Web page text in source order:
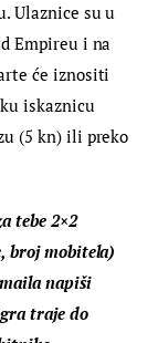
Ulaznice su u
Empireu i na
će iznositi
iskaznicu
(5 kn) ili preko
tebe 2×2
broj mobitela)
napiši
traje do